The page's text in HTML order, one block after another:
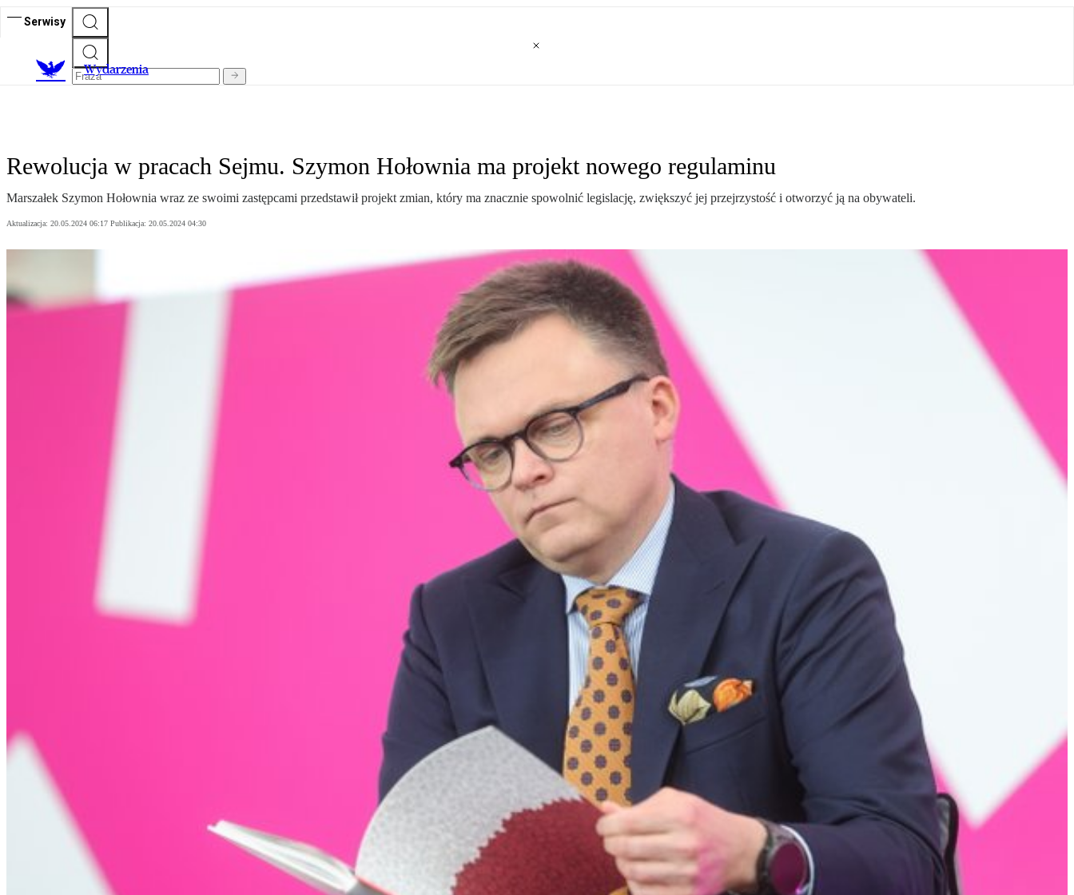
Serwisy
Wydarzenia
Rewolucja w pracach Sejmu. Szymon Hołownia ma projekt nowego regulaminu
Marszałek Szymon Hołownia wraz ze swoimi zastępcami przedstawił projekt zmian, który ma znacznie spowolnić legislację, zwiększyć jej przejrzystość i otworzyć ją na obywateli.
Aktualizacja: 20.05.2024 06:17 Publikacja: 20.05.2024 04:30